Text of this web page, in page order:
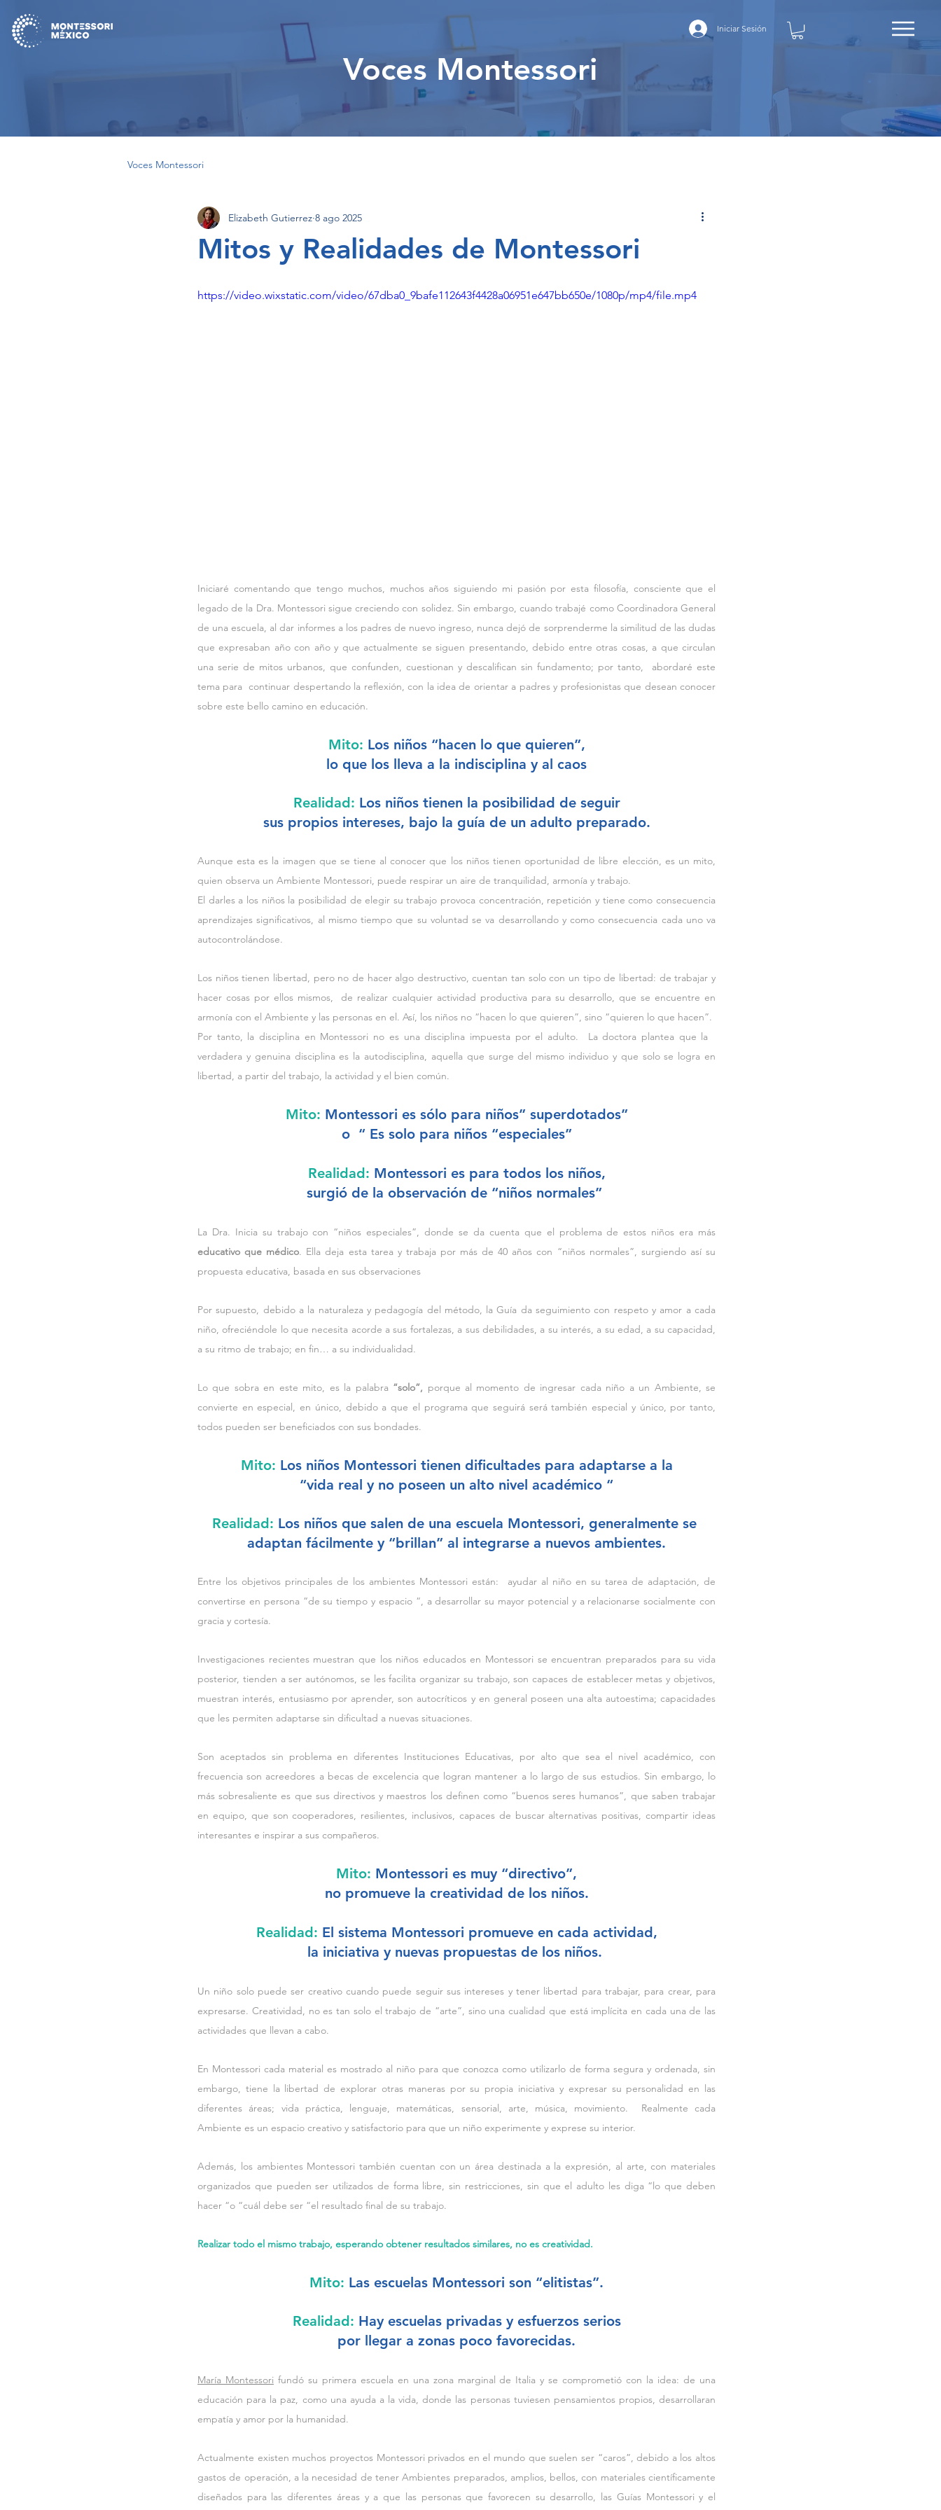
Iniciar Sesión
Voces Montessori
Voces Montessori
Mitos y Realidades de Montessori
Elizabeth Gutierrez 8 ago 2025
https://video.wixstatic.com/video/67dba0_9bafe112643f4428a06951e647bb650e/1080p/mp4/file.mp4
Iniciaré comentando que tengo muchos, muchos años siguiendo mi pasión por esta filosofía, consciente que el
legado de la Dra. Montessori sigue creciendo con solidez. Sin embargo, cuando trabajé como Coordinadora General
de una escuela, al dar informes a los padres de nuevo ingreso, nunca dejó de sorprenderme la similitud de las dudas
que expresaban año con año y que actualmente se siguen presentando, debido entre otras cosas, a que circulan
una serie de mitos urbanos, que confunden, cuestionan y descalifican sin fundamento; por tanto,  abordaré este
tema para  continuar despertando la reflexión, con la idea de orientar a padres y profesionistas que desean conocer
sobre este bello camino en educación.
Mito: Los niños “hacen lo que quieren”,
lo que los lleva a la indisciplina y al caos
Realidad: Los niños tienen la posibilidad de seguir
sus propios intereses, bajo la guía de un adulto preparado.
Aunque esta es la imagen que se tiene al conocer que los niños tienen oportunidad de libre elección, es un mito,
quien observa un Ambiente Montessori, puede respirar un aire de tranquilidad, armonía y trabajo.
El darles a los niños la posibilidad de elegir su trabajo provoca concentración, repetición y tiene como consecuencia
aprendizajes significativos, al mismo tiempo que su voluntad se va desarrollando y como consecuencia cada uno va
autocontrolándose.
Los niños tienen libertad, pero no de hacer algo destructivo, cuentan tan solo con un tipo de libertad: de trabajar y
hacer cosas por ellos mismos,  de realizar cualquier actividad productiva para su desarrollo, que se encuentre en
armonía con el Ambiente y las personas en el. Así, los niños no “hacen lo que quieren”, sino “quieren lo que hacen”.
Por tanto, la disciplina en Montessori no es una disciplina impuesta por el adulto.  La doctora plantea que la
verdadera y genuina disciplina es la autodisciplina, aquella que surge del mismo individuo y que solo se logra en
libertad, a partir del trabajo, la actividad y el bien común.
Mito: Montessori es sólo para niños” superdotados”
o  “ Es solo para niños “especiales”
Realidad: Montessori es para todos los niños,
surgió de la observación de “niños normales”
educativo que médico. Ella deja esta tarea y trabaja por más de 40 años con “niños normales”, surgiendo así su
propuesta educativa, basada en sus observaciones
Por supuesto, debido a la naturaleza y pedagogía del método, la Guía da seguimiento con respeto y amor a cada
niño, ofreciéndole lo que necesita acorde a sus fortalezas, a sus debilidades, a su interés, a su edad, a su capacidad,
a su ritmo de trabajo; en fin… a su individualidad.
Lo que sobra en este mito, es la palabra “solo”, porque al momento de ingresar cada niño a un Ambiente, se
convierte en especial, en único, debido a que el programa que seguirá será también especial y único, por tanto,
todos pueden ser beneficiados con sus bondades.
Mito: Los niños Montessori tienen dificultades para adaptarse a la
“vida real y no poseen un alto nivel académico “
Realidad: Los niños que salen de una escuela Montessori, generalmente se
adaptan fácilmente y “brillan” al integrarse a nuevos ambientes.
Entre los objetivos principales de los ambientes Montessori están:  ayudar al niño en su tarea de adaptación, de
convertirse en persona “de su tiempo y espacio “, a desarrollar su mayor potencial y a relacionarse socialmente con
gracia y cortesía.
Investigaciones recientes muestran que los niños educados en Montessori se encuentran preparados para su vida
posterior, tienden a ser autónomos, se les facilita organizar su trabajo, son capaces de establecer metas y objetivos,
muestran interés, entusiasmo por aprender, son autocríticos y en general poseen una alta autoestima; capacidades
que les permiten adaptarse sin dificultad a nuevas situaciones.
Son aceptados sin problema en diferentes Instituciones Educativas, por alto que sea el nivel académico, con
frecuencia son acreedores a becas de excelencia que logran mantener a lo largo de sus estudios. Sin embargo, lo
más sobresaliente es que sus directivos y maestros los definen como “buenos seres humanos”, que saben trabajar
en equipo, que son cooperadores, resilientes, inclusivos, capaces de buscar alternativas positivas, compartir ideas
interesantes e inspirar a sus compañeros.
Mito: Montessori es muy “directivo”,
no promueve la creatividad de los niños.
Realidad: El sistema Montessori promueve en cada actividad,
la iniciativa y nuevas propuestas de los niños.
Un niño solo puede ser creativo cuando puede seguir sus intereses y tener libertad para trabajar, para crear, para
expresarse. Creatividad, no es tan solo el trabajo de “arte”, sino una cualidad que está implícita en cada una de las
actividades que llevan a cabo.
En Montessori cada material es mostrado al niño para que conozca como utilizarlo de forma segura y ordenada, sin
embargo, tiene la libertad de explorar otras maneras por su propia iniciativa y expresar su personalidad en las
diferentes áreas; vida práctica, lenguaje, matemáticas, sensorial, arte, música, movimiento.  Realmente cada
Ambiente es un espacio creativo y satisfactorio para que un niño experimente y exprese su interior.
Además, los ambientes Montessori también cuentan con un área destinada a la expresión, al arte, con materiales
organizados que pueden ser utilizados de forma libre, sin restricciones, sin que el adulto les diga “lo que deben
hacer “o “cuál debe ser “el resultado final de su trabajo.
Realizar todo el mismo trabajo, esperando obtener resultados similares, no es creatividad.
Mito: Las escuelas Montessori son “elitistas”.
Realidad: Hay escuelas privadas y esfuerzos serios
por llegar a zonas poco favorecidas.
María Montessori fundó su primera escuela en una zona marginal de Italia y se comprometió con la idea: de una
educación para la paz, como una ayuda a la vida, donde las personas tuviesen pensamientos propios, desarrollaran
empatía y amor por la humanidad.
Actualmente existen muchos proyectos Montessori privados en el mundo que suelen ser “caros”, debido a los altos
gastos de operación, a la necesidad de tener Ambientes preparados, amplios, bellos, con materiales científicamente
diseñados para las diferentes áreas y a que las personas que favorecen su desarrollo, las Guías Montessori y el